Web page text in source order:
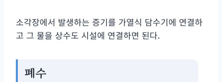
소각장에서 발생하는 증기를 가열식 담수기에 연결하
고 그 물을 상수도 시설에 연결하면 된다.
폐수